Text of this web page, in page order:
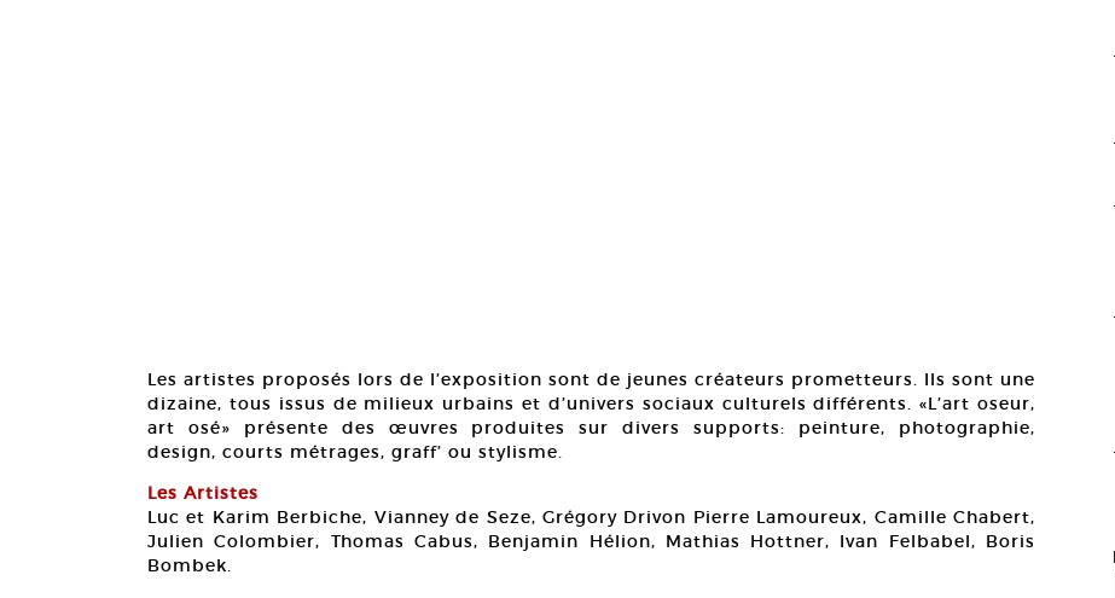
Les artistes proposés lors de l’exposition sont de jeunes créateurs prometteurs. Ils sont une
dizaine, tous issus de milieux urbains et d’univers sociaux culturels différents. «L’art oseur,
art osé» présente des œuvres produites sur divers supports: peinture, photographie,
design, courts métrages, graff’ ou stylisme.
Les Artistes
Luc et Karim Berbiche, Vianney de Seze, Grégory Drivon Pierre Lamoureux, Camille Chabert,
Julien Colombier, Thomas Cabus, Benjamin Hélion, Mathias Hottner, Ivan Felbabel, Boris
Bombek.